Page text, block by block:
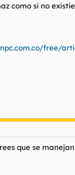
como si no
free/
que se